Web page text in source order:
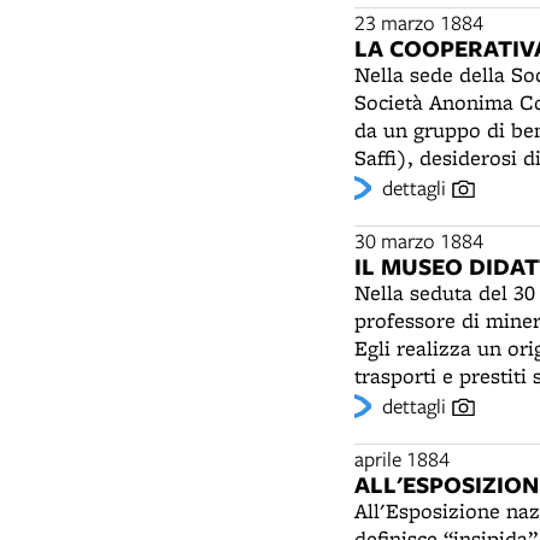
separare la crusca
promuovere il
delle condizioni di
poichè ammette
Ferrovia Veneta e
di 43.205 lire.
canali,
bolognese.
società simili a
l'Associazione
San Giovanni in
l'Associazione fra
Castel d'Argile.
23 marzo 1884
LA
Nella sede della
Società Anonima
da un gruppo di
Saffi), desiderosi
presidente è il
abitativi fuori
saranno affidate
dettagli
30 marzo 1884
IL MUSEO
Nella seduta del
professore di
Egli realizza un
trasporti e prestiti
corrispondenti ai
organizzati in un
premiato con la
sarà alloggiato in
dettagli
aprile 1884
All'Esposizione